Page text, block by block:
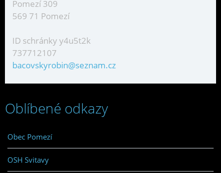
Pomezí 309
569 71 Pomezí
ID schránky y4u5t2k
737712107
bacovskyrobin@seznam.cz
Oblíbené odkazy
Obec Pomezí
OSH Svitavy